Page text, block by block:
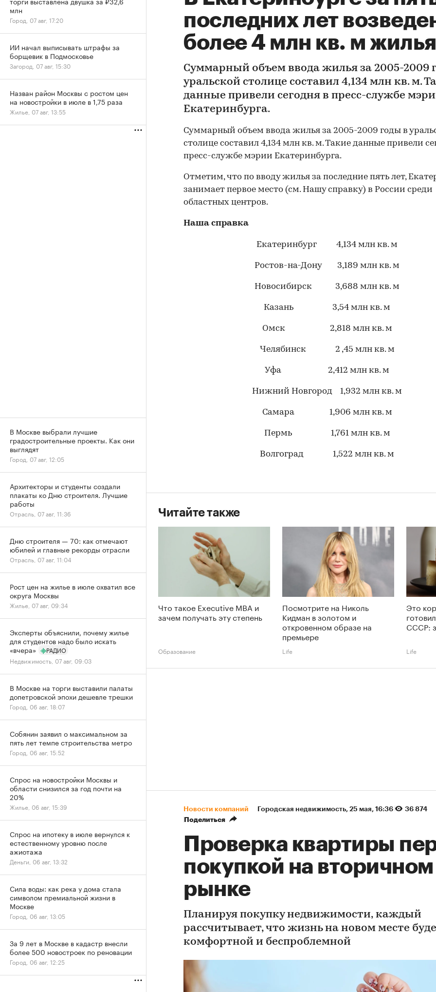
последних лет
более 4 млн кв. м жилья
Суммарный объем ввода жилья за 2005-2009
уральской столице составил 4,134 млн кв. м.
данные привели сегодня в пресс-службе
Екатеринбурга.
Суммарный объем ввода жилья за 2005-2009 годы в
столице составил 4,134 млн кв. м. Такие данные привели
пресс-службе мэрии Екатеринбурга.
Отметим, что по вводу жилья за последние пять лет,
занимает первое место (см. Нашу справку) в России среди
областных центров.
Наша справка
/ 00:00
Екатеринбург 4,134 млн кв. м
Ростов-на-Дону 3,189 млн кв. м
Новосибирск 3,688 млн кв. м
Казань 3,54 млн кв. м
Омск 2,818 млн кв. м
Челябинск 2 ,45 млн кв. м
Уфа 2,412 млн кв. м
Нижний Новгород 1,932 млн кв. м
Самара 1,906 млн кв. м
Пермь 1,761 млн кв. м
Волгоград 1,522 млн кв. м
Читайте также
Что такое Executive MBA и
зачем получать эту степень
Образование
Посмотрите на Николь
Кидман в золотом и
откровенном образе на
премьере
Life
Это
СССР:
Life
Новости компаний Городская недвижимость⁠, 25 мая, 16:36
36 874
Поделиться
Проверка квартиры
покупкой на вторичном
рынке
Планируя покупку недвижимости, каждый
рассчитывает, что жизнь на новом месте
комфортной и беспроблемной
млн
Город, 07 авг, 17:20
ИИ начал выписывать штрафы за
борщевик в Подмосковье
Загород, 07 авг, 15:30
Назван район Москвы с ростом цен
на новостройки в июле в 1,75 раза
Жилье, 07 авг, 13:55
В Москве выбрали лучшие
градостроительные проекты. Как они
выглядят
Город, 07 авг, 12:05
Архитекторы и студенты создали
плакаты ко Дню строителя. Лучшие
работы
Отрасль, 07 авг, 11:36
Дню строителя — 70: как отмечают
юбилей и главные рекорды отрасли
Отрасль, 07 авг, 11:04
Рост цен на жилье в июле охватил все
округа Москвы
Жилье, 07 авг, 09:34
Эксперты объяснили, почему жилье
для студентов надо было искать
«вчера»
РАДИО
Недвижимость, 07 авг, 09:03
В Москве на торги выставили палаты
допетровской эпохи дешевле трешки
Город, 06 авг, 18:07
Собянин заявил о максимальном за
пять лет темпе строительства метро
Город, 06 авг, 15:52
Спрос на новостройки Москвы и
области снизился за год почти на
20%
Жилье, 06 авг, 15:39
Спрос на ипотеку в июле вернулся к
естественному уровню после
ажиотажа
Деньги, 06 авг, 13:32
Сила воды: как река у дома стала
символом премиальной жизни в
Москве
Город, 06 авг, 13:05
За 9 лет в Москве в кадастр внесли
более 500 новостроек по реновации
Город, 06 авг, 12:25